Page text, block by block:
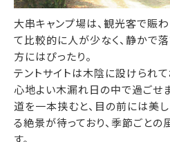
大串キャンプ場は、観光客で賑
て比較的に人が少なく、静かで
方にはぴったり。
テントサイトは木陰に設けられ
心地よい木漏れ日の中で過ごせま
道を一本挟むと、目の前には美
る絶景が待っており、季節ごと
す。